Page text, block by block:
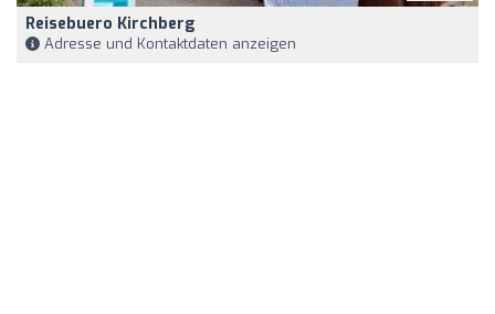
Reisebuero Kirchberg
Adresse und Kontaktdaten anzeigen